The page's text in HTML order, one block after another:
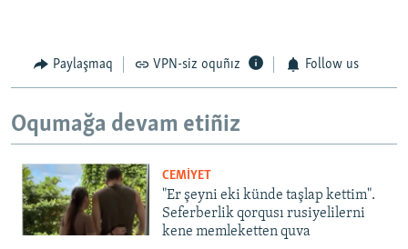
Paylaşmaq VPN-siz oquñız Follow us
Oqumağa devam etiñiz
CEMİYET
"Er şeyni eki künde taşlap kettim".
Seferberlik qorqusı rusiyelilerni
kene memleketten quva